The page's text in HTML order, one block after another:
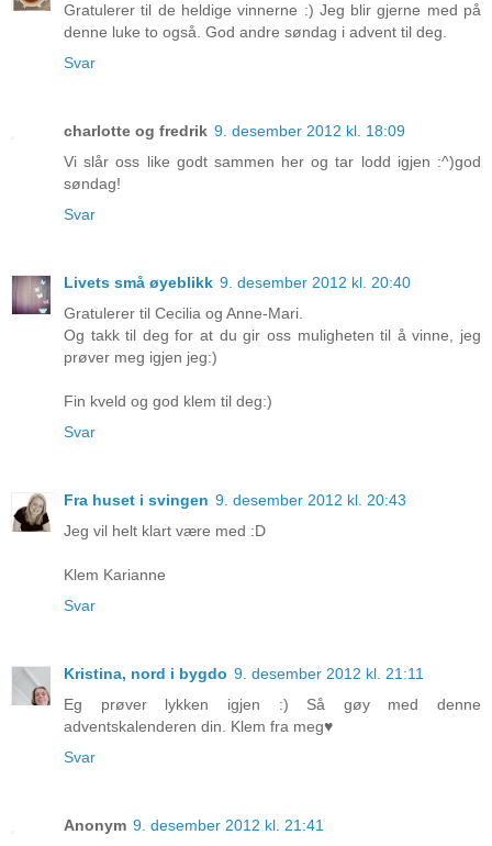
Gratulerer til de heldige vinnerne :) Jeg blir gjerne med på
denne luke to også. God andre søndag i advent til deg.
Svar
charlotte og fredrik 9. desember 2012 kl. 18:09
Vi slår oss like godt sammen her og tar lodd igjen :^)god
søndag!
Svar
Livets små øyeblikk 9. desember 2012 kl. 20:40
Gratulerer til Cecilia og Anne-Mari.
Og takk til deg for at du gir oss muligheten til å vinne, jeg
prøver meg igjen jeg:)
Fin kveld og god klem til deg:)
Svar
Fra huset i svingen 9. desember 2012 kl. 20:43
Jeg vil helt klart være med :D
Klem Karianne
Svar
Kristina, nord i bygdo 9. desember 2012 kl. 21:11
Eg prøver lykken igjen :) Så gøy med denne
adventskalenderen din. Klem fra meg♥
Svar
Anonym 9. desember 2012 kl. 21:41